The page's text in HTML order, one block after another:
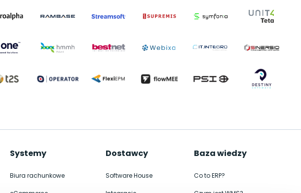
Systemy
Biura rachunkowe
Dostawcy
Software House
Baza wiedzy
Co to ERP?